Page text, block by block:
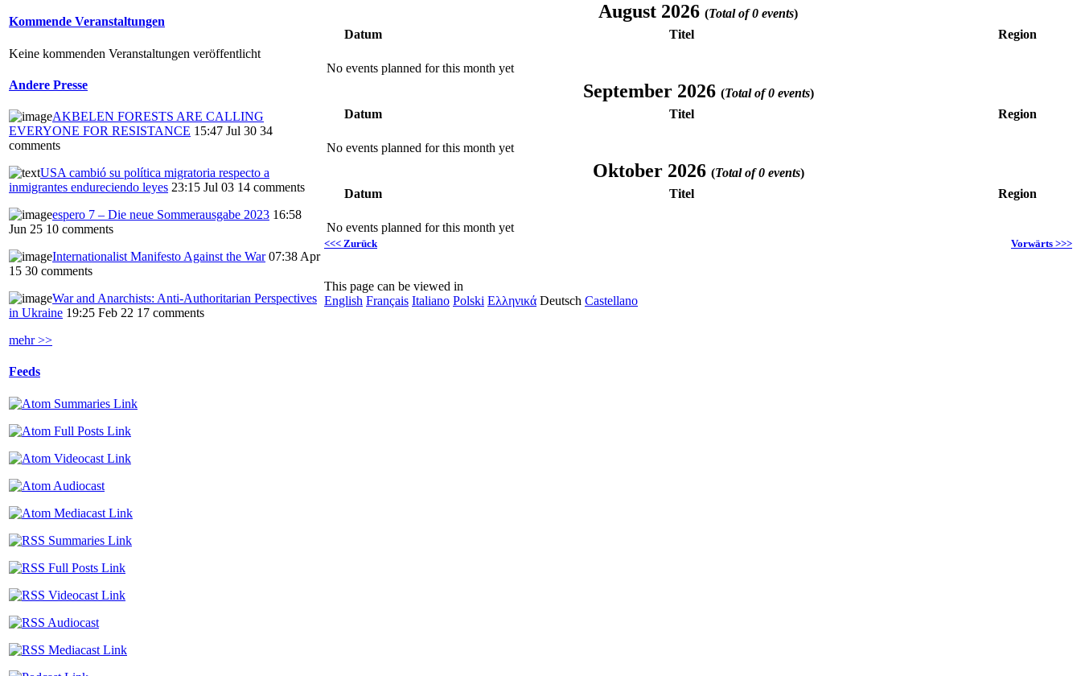
Kommende Veranstaltungen
Keine kommenden Veranstaltungen veröffentlicht
Andere Presse
AKBELEN FORESTS ARE CALLING
EVERYONE FOR RESISTANCE 15:47 Jul 30 34
comments
USA cambió su política migratoria respecto a
inmigrantes endureciendo leyes 23:15 Jul 03 14 comments
espero 7 – Die neue Sommerausgabe 2023 16:58
Jun 25 10 comments
Internationalist Manifesto Against the War 07:38 Apr
15 30 comments
War and Anarchists: Anti-Authoritarian Perspectives
in Ukraine 19:25 Feb 22 17 comments
mehr >>
Feeds
August 2026 (Total of 0 events)
Datum
Titel Region
No events planned for this month yet
September 2026 (Total of 0 events)
Datum
Titel Region
No events planned for this month yet
Oktober 2026 (Total of 0 events)
Datum
Titel Region
No events planned for this month yet
<<< Zurück Vorwärts >>>
This page can be viewed in
English Français Italiano Polski Ελληνικά Deutsch Castellano